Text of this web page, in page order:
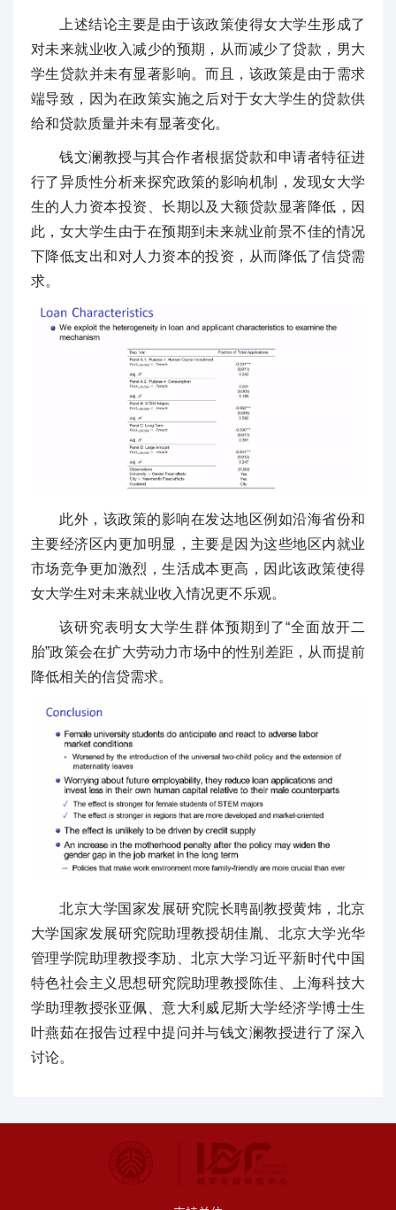
上述结论主要是由于该政策使得女大学生形成了
对未来就业收入减少的预期，从而减少了贷款，男大
学生贷款并未有显著影响。而且，该政策是由于需求
端导致，因为在政策实施之后对于女大学生的贷款供
给和贷款质量并未有显著变化。
钱文澜教授与其合作者根据贷款和申请者特征进
行了异质性分析来探究政策的影响机制，发现女大学
生的人力资本投资、长期以及大额贷款显著降低，因
此，女大学生由于在预期到未来就业前景不佳的情况
下降低支出和对人力资本的投资，从而降低了信贷需
求。
此外，该政策的影响在发达地区例如沿海省份和
主要经济区内更加明显，主要是因为这些地区内就业
市场竞争更加激烈，生活成本更高，因此该政策使得
女大学生对未来就业收入情况更不乐观。
该研究表明女大学生群体预期到了“全面放开二
胎”政策会在扩大劳动力市场中的性别差距，从而提前
降低相关的信贷需求。
北京大学国家发展研究院长聘副教授黄炜，北京
大学国家发展研究院助理教授胡佳胤、北京大学光华
管理学院助理教授李劢、北京大学习近平新时代中国
特色社会主义思想研究院助理教授陈佳、上海科技大
学助理教授张亚佩、意大利威尼斯大学经济学博士生
叶燕茹在报告过程中提问并与钱文澜教授进行了深入
讨论。